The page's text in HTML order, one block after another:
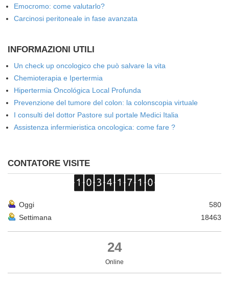
Emocromo: come valutarlo?
Carcinosi peritoneale in fase avanzata
INFORMAZIONI UTILI
Un check up oncologico che può salvare la vita
Chemioterapia e Ipertermia
Hipertermia Oncológica Local Profunda
Prevenzione del tumore del colon: la colonscopia virtuale
I consulti del dottor Pastore sul portale Medici Italia
Assistenza infermieristica oncologica: come fare ?
CONTATORE VISITE
Oggi
580
Settimana
18463
24
Online